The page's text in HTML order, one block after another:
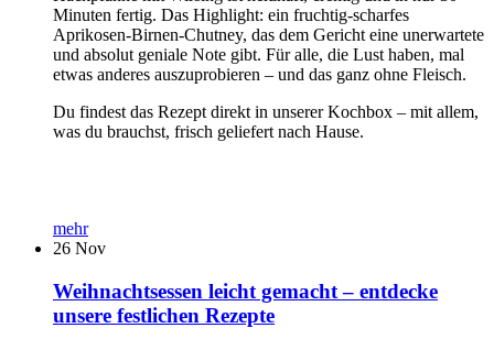
Minuten fertig. Das Highlight: ein fruchtig-scharfes
Aprikosen-Birnen-Chutney, das dem Gericht eine unerwartete
und absolut geniale Note gibt. Für alle, die Lust haben, mal
etwas anderes auszuprobieren – und das ganz ohne Fleisch.
Du findest das Rezept direkt in unserer Kochbox – mit allem,
was du brauchst, frisch geliefert nach Hause.
mehr
26 Nov
Weihnachtsessen leicht gemacht – entdecke
unsere festlichen Rezepte